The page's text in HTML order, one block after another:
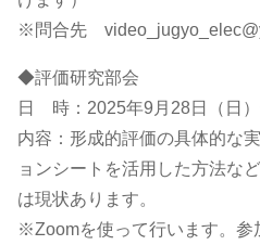
※問合先
◆評価研究部会
日 時：2025年9月28日（日
内容：形成的評価の具体的な
ョンシートを活用した方法な
は現状あります。
※Zoomを使って行います。参